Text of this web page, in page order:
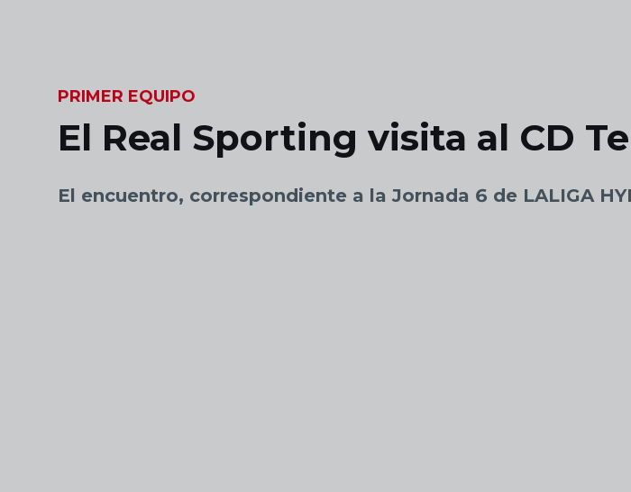
PRIMER EQUIPO
El Real Sporting visita al CD
El encuentro, correspondiente a la Jornada 6 de LALIGA